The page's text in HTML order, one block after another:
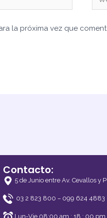
la próxima vez que
Contacto:
5 de Junio entre Av. Cevallos y
03 2 823 800 – 099 624 4883
Lun-Vie 08:00 am : 18 : 00 pm